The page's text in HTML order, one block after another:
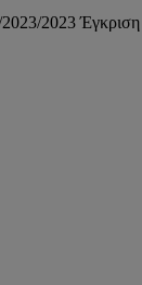
2023 Έγκριση